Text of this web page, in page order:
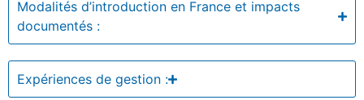
Modalités d’introduction en France et impacts
documentés :
Expériences de gestion :